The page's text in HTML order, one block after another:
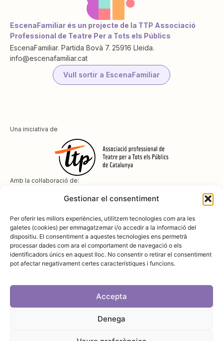
Gestionar el consentiment
Per oferir les millors experiències, utilitzem tecnologies com ara les
galetes (cookies) per emmagatzemar i/o accedir a la informació del
dispositiu. El consentiment a aquestes tecnologies ens permetrà
processar dades com ara el comportament de navegació o els
identificadors únics en aquest lloc. No consentir o retirar el consentiment
pot afectar negativament certes característiques i funcions.
Accepta
Denega
EscenaFamiliar és un projecte de la TTP Associació
Professional de Teatre Per a Tots els Públics
EscenaFamiliar. Partida Bovà 7. 25916 Lleida.
info@escenafamiliar.cat
Vull sortir a EscenaFamiliar
Una iniciativa de
Amb la col·laboració de:
Amb el suport de